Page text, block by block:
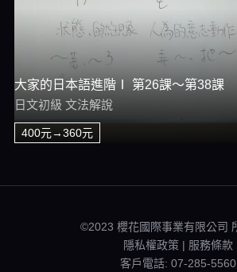
大家的日本語進階Ⅰ 第26課～第38課
日文初級 文法解說
400元→360元
©2023 櫻花國際事業有限公司
隱私權政策
服務條款
客戶電話: 07-285-5560